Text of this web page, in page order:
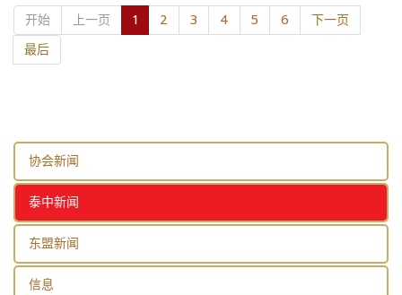
开始 上一页 1 2 3 4 5 6
下一页
最后
协会新闻
泰中新闻
东盟新闻
信息